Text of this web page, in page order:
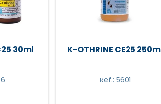
250ml K-OTHRINE SC25 30ml
Ref.: 0986